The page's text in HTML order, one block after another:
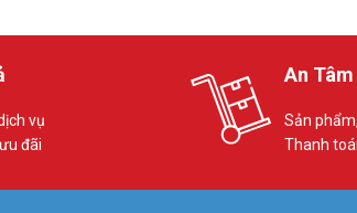
vụ
đãi
An
Sản
Thanh